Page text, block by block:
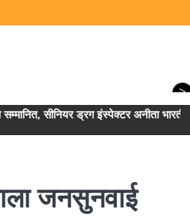
>
सीनियर ड्रग इंस्पेक्टर अनीता भारती और
जनसुनवाई